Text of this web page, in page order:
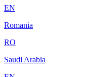
EN
Romania
RO
Saudi Arabia